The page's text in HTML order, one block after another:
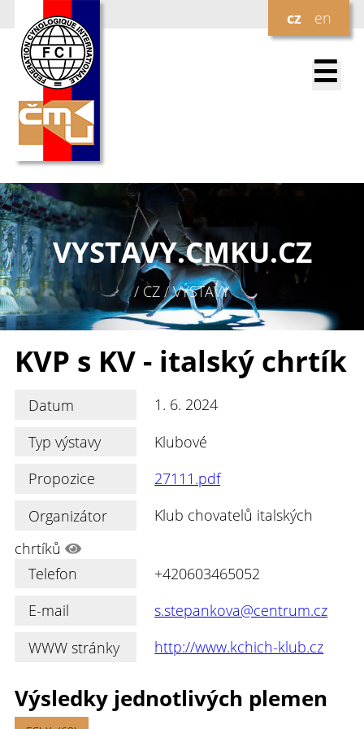
cz en
☰
VYSTAVY.CMKU.CZ
/ CZ / VÝSTAVY
KVP s KV - italský chrtík
Datum
1. 6. 2024
Typ výstavy
Klubové
Propozice
27111.pdf
Organizátor
Klub chovatelů italských
chrtíků
Telefon
+420603465052
E-mail
s.stepankova@centrum.cz
WWW stránky
http://www.kchich-klub.cz
Výsledky jednotlivých plemen